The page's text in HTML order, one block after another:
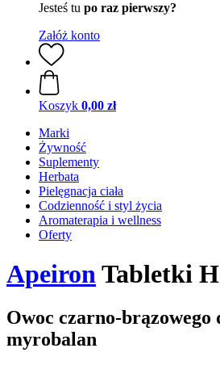
Jesteś tu po raz pierwszy?
Załóż konto
Koszyk 0,00 zł
Marki
Żywność
Suplementy
Herbata
Pielęgnacja ciała
Codzienność i styl życia
Aromaterapia i wellness
Oferty
ApeironTabletki
Owoc czarno-brązowego
myrobalan